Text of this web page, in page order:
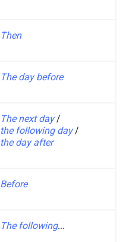
Then
The day before
The next day/
the following day/
the day after
Before
The following...